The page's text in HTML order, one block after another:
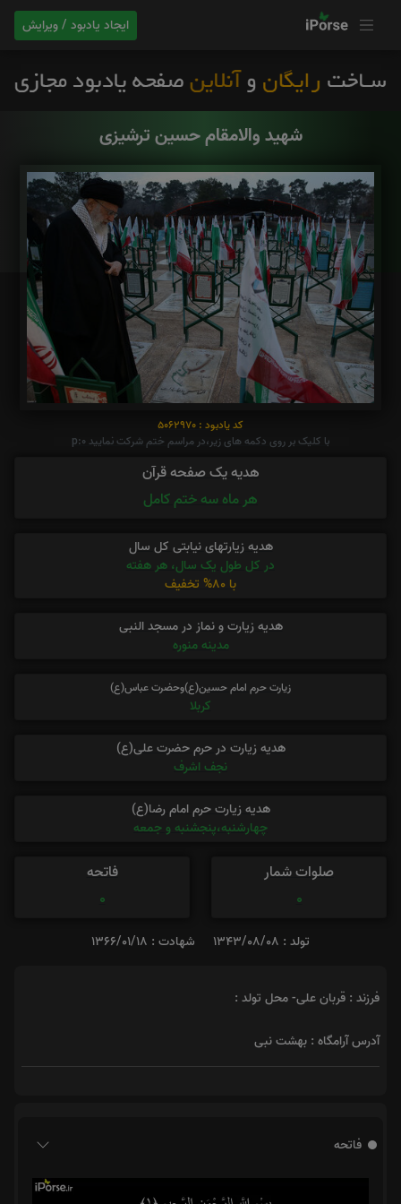
ایجاد یادبود / ویرایش
شهید والامقام حسین ترشیزی
کد یادبود : 5062970
با کلیک بر روی دکمه های زیر،در مراسم ختم شرکت نمایید p:0
هدیه یک صفحه قرآن
هر ماه سه ختم کامل
هدیه زیارتهای نیابتی کل سال
در کل طول یک سال، هر هفته
با 80% تخفیف
هدیه زیارت و نماز در مسجد النبی
مدینه منوره
زیارت حرم امام حسین(ع)وحضرت عباس(ع)
کربلا
هدیه زیارت در حرم حضرت علی(ع)
نجف اشرف
هدیه زیارت حرم امام رضا(ع)
چهارشنبه،پنجشنبه و جمعه
صلوات شمار
0
فاتحه
0
تولد : 1343/08/08 شهادت : 1366/01/18
فرزند : قربان علی- محل تولد :
آدرس آرامگاه : بهشت نبی
فاتحه